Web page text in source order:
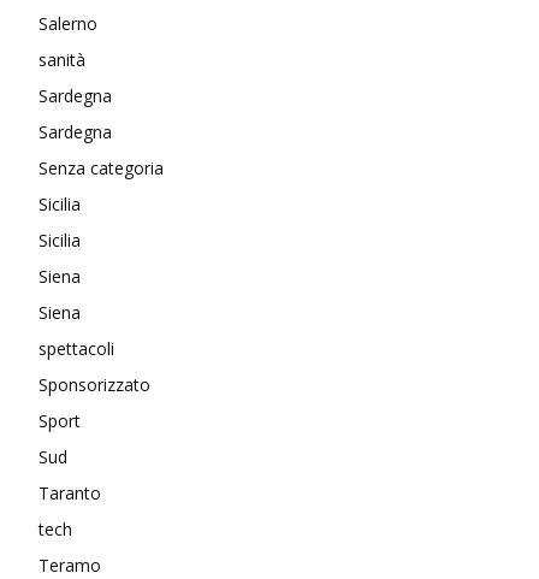
Salerno
sanità
Sardegna
Sardegna
Senza categoria
Sicilia
Sicilia
Siena
Siena
spettacoli
Sponsorizzato
Sport
Sud
Taranto
tech
Teramo